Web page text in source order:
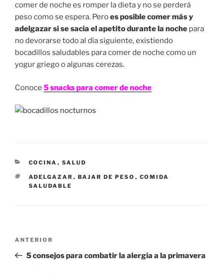
comer de noche es romper la dieta y no se perderá
peso como se espera. Peroes posible comer más y
adelgazar si se sacia el apetito durante la noche para
no devorarse todo al día siguiente, existiendo
bocadillos saludables para comer de noche como un
yogur griego o algunas cerezas.
Conoce 5 snacks para comer de noche
CATEGORÍAS
COCINA , SALUD
ETIQUETAS
ADELGAZAR , BAJAR DE PESO , COMIDA
SALUDABLE
entradas
Entrada
anterior:
ANTERIOR
5 consejos para combatir la alergia a la primavera